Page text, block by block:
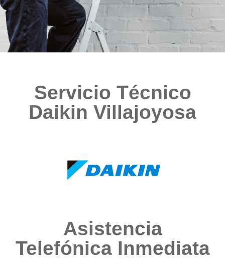
Servicio Técnico
Daikin Villajoyosa
Asistencia
Telefónica Inmediata​